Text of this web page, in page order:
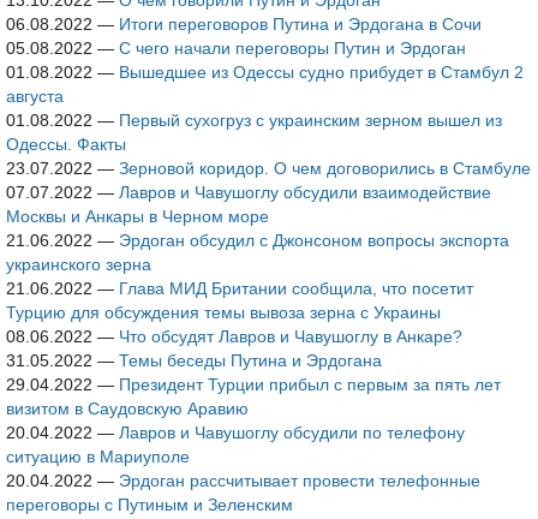
06.08.2022 — Итоги переговоров Путина и Эрдогана в Сочи
05.08.2022 — C чего начали переговоры Путин и Эрдоган
01.08.2022 — Вышедшее из Одессы судно прибудет в Стамбул 2
августа
01.08.2022 — Первый сухогруз с украинским зерном вышел из
Одессы. Факты
23.07.2022 — Зерновой коридор. О чем договорились в Стамбуле
07.07.2022 — Лавров и Чавушоглу обсудили взаимодействие
Москвы и Анкары в Черном море
21.06.2022 — Эрдоган обсудил с Джонсоном вопросы экспорта
украинского зерна
21.06.2022 — Глава МИД Британии сообщила, что посетит
Турцию для обсуждения темы вывоза зерна с Украины
08.06.2022 — Что обсудят Лавров и Чавушоглу в Анкаре?
31.05.2022 — Темы беседы Путина и Эрдогана
29.04.2022 — Президент Турции прибыл с первым за пять лет
визитом в Саудовскую Аравию
20.04.2022 — Лавров и Чавушоглу обсудили по телефону
ситуацию в Мариуполе
20.04.2022 — Эрдоган рассчитывает провести телефонные
переговоры с Путиным и Зеленским